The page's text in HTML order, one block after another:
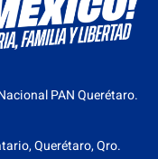
PAN Querétaro.
Querétaro, Qro.